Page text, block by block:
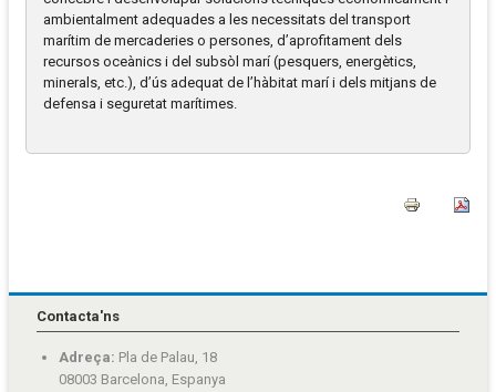
ambientalment adequades a les necessitats del transport
marítim de mercaderies o persones, d’aprofitament dels
recursos oceànics i del subsòl marí (pesquers, energètics,
minerals, etc.), d’ús adequat de l’hàbitat marí i dels mitjans de
defensa i seguretat marítimes.
Contacta'ns
Adreça: Pla de Palau, 18
08003 Barcelona, Espanya